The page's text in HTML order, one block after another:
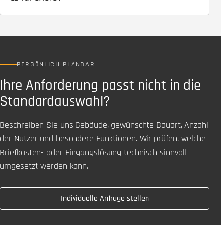
PERSÖNLICH PLANBAR
Ihre Anforderung passt nicht in die
Standardauswahl?
Beschreiben Sie uns Gebäude, gewünschte Bauart, Anzahl
der Nutzer und besondere Funktionen. Wir prüfen, welche
Briefkasten- oder Eingangslösung technisch sinnvoll
umgesetzt werden kann.
Individuelle Anfrage stellen